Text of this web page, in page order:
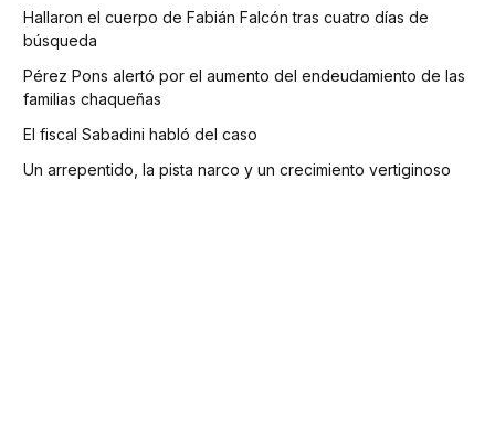
Hallaron el cuerpo de Fabián Falcón tras cuatro días de
búsqueda
Pérez Pons alertó por el aumento del endeudamiento de las
familias chaqueñas
El fiscal Sabadini habló del caso
Un arrepentido, la pista narco y un crecimiento vertiginoso